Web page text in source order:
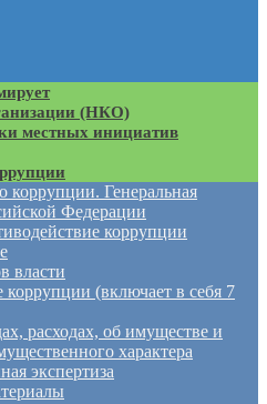
(НКО)
местных инициатив
коррупции. Генеральная
Федерации
коррупции
власти
коррупции (включает в себя 7
расходах, об имуществе и
характера
экспертиза